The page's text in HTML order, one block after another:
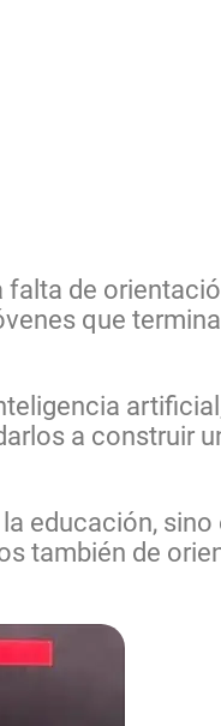
falta de
que
a construir
educación,
también de